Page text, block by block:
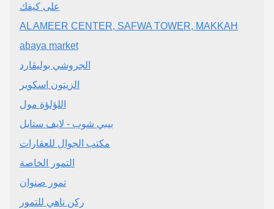
على كيفك
AL AMEER CENTER, SAFWA TOWER, MAKKAH
abaya market
الجروشي بوليڤارد
الزيتون اسكوير
اللؤلؤة مول
بيبي شوب - لايف ستايل
مكتب الجوال للعقارات
التمور الخاصة
تمور صنوان
ركن ناهي للتمور